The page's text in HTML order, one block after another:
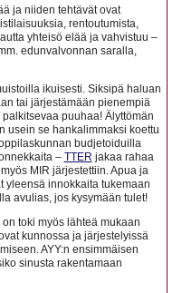
ja niiden tehtävät ovat
rentoutumista,
yhteisö elää ja vahvistuu –
edunvalvonnan saralla,
ikuisesti. Siksipä haluan
tai järjestämään pienempiä
puuhaa! Älyttömän
usein se hankalimmaksi koettu
budjetoiduilla
– TTER jakaa rahaa
MIR järjestettiin. Apua ja
yleensä innokkaita tukemaan
avulias, jos kysymään tulet!
toki myös lähteä mukaan
kunnossa ja järjestelyissä
AYY:n ensimmäisen
sinusta rakentamaan